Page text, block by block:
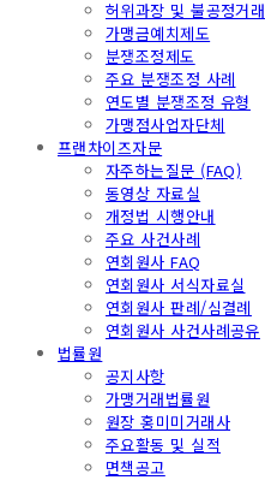
허위과장 및 불공정거래
가맹금예치제도
분쟁조정제도
주요 분쟁조정 사례
연도별 분쟁조정 유형
가맹점사업자단체
프랜차이즈자문
자주하는질문 (FAQ)
동영상 자료실
개정법 시행안내
주요 사건사례
연회원사 FAQ
연회원사 서식자료실
연회원사 판례/심결례
연회원사 사건사례공유
법률원
공지사항
가맹거래법률원
원장 홍미미거래사
주요활동 및 실적
면책공고